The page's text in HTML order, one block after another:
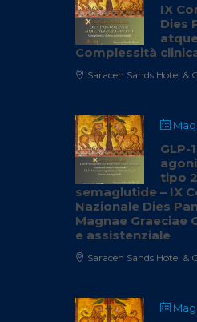
IX
Dies
Complessità
Saracen Sands Hotel &
Mag
GLP-
tipo
semaglutide – IX
Nazionale Dies
Magnae Graeciae
e assistenziale
Saracen Sands Hotel &
Mag